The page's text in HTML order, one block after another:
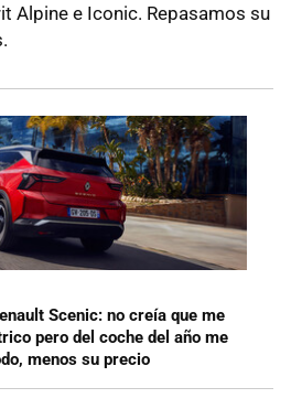
Alpine e Iconic. Repasamos su
Scenic: no creía que me
pero del coche del año me
menos su precio